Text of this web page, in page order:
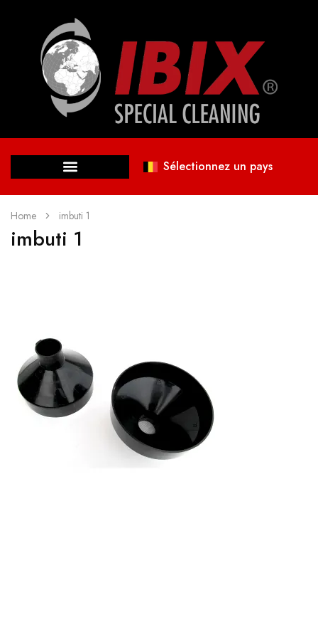
Sélectionnez un pays
Home imbuti 1
imbuti 1